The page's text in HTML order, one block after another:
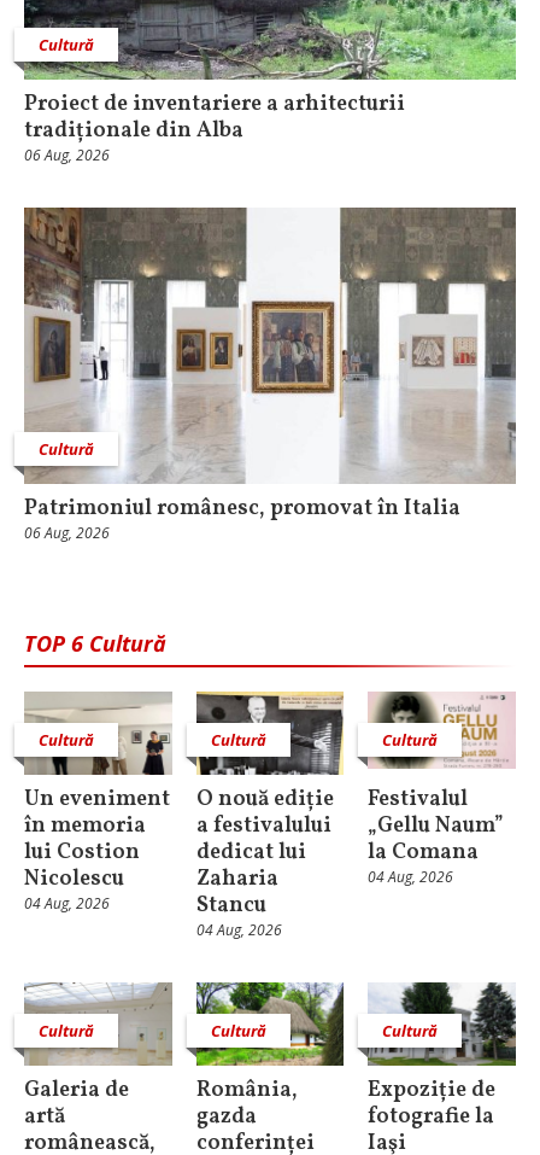
Cultură
Proiect de inventariere a arhitecturii
tradiționale din Alba
06 Aug, 2026
Cultură
Patrimoniul românesc, promovat în Italia
06 Aug, 2026
TOP 6 Cultură
Cultură
Un eveniment
în memoria
lui Costion
Nicolescu
04 Aug, 2026
Cultură
O nouă ediție
a festivalului
dedicat lui
Zaharia
Stancu
04 Aug, 2026
Cultură
Festivalul
„Gellu Naum”
la Comana
04 Aug, 2026
Cultură
Galeria de
artă
românească,
Cultură
România,
gazda
conferinței
Cultură
Expoziție de
fotografie la
Iaşi